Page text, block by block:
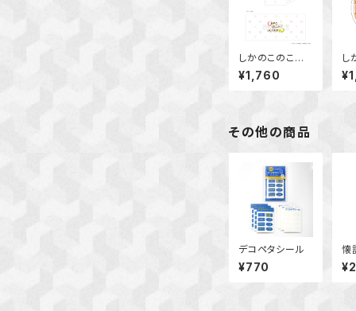
しかのこのこの
ここしたんたん
マグカップ
¥1,760
し
こ
ア
その他の商品
デコペタシール
¥770
懐